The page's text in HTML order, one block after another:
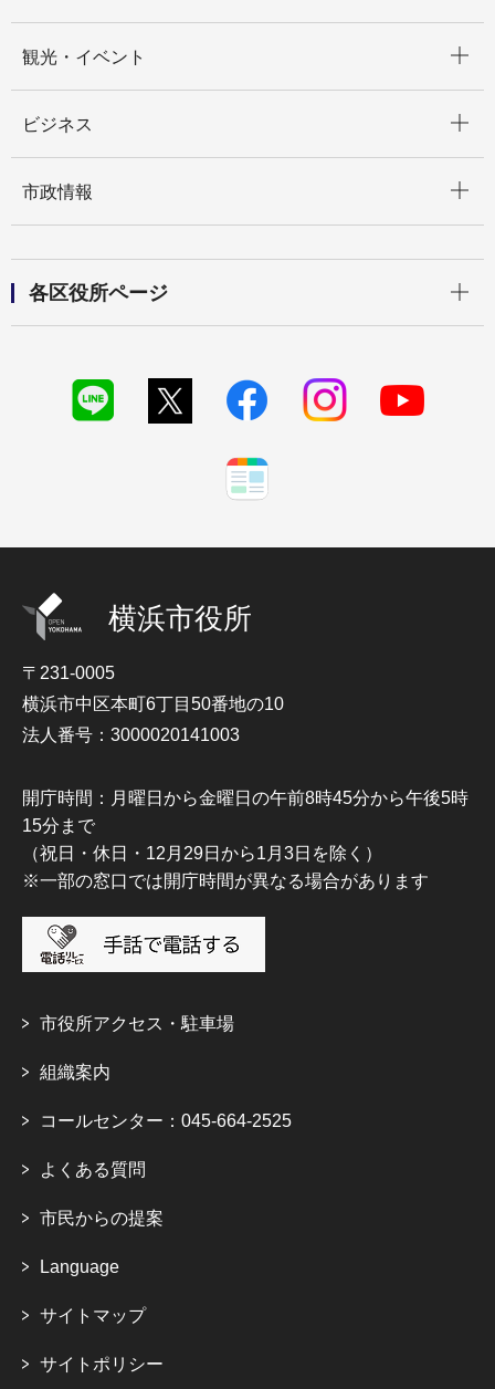
観光・イベント
ビジネス
市政情報
各区役所ページ
横浜市役所
〒231-0005
横浜市中区本町6丁目50番地の10
法人番号：3000020141003
開庁時間：月曜日から金曜日の午前8時45分から午後5時
15分まで
（祝日・休日・12月29日から1月3日を除く）
※一部の窓口では開庁時間が異なる場合があります
市役所アクセス・駐車場
組織案内
コールセンター：045-664-2525
よくある質問
市民からの提案
Language
サイトマップ
サイトポリシー